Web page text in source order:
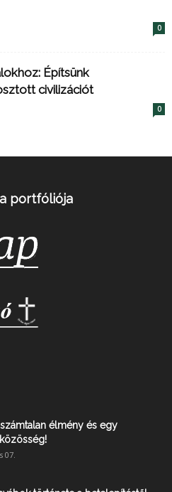
0
Építsünk
civilizációt
0
portfóliója
élmény és egy
07.